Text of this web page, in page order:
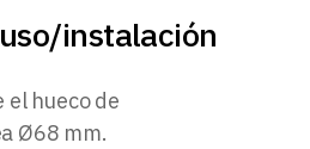
instalación
el hueco de
Ø68 mm.